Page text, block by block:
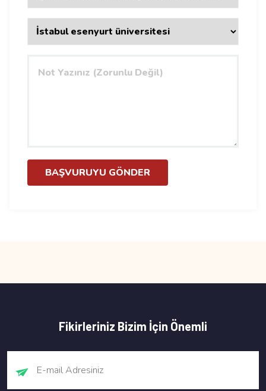
BAŞVURUYU GÖNDER
Fikirleriniz Bizim İçin Önemli